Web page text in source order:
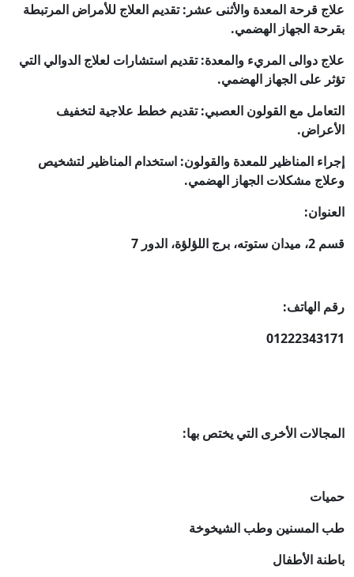
قرحة المعدة والأثنى عشر: تقديم العلاج للأمراض المرتبطة
الجهاز الهضمي.
دوالى المريء والمعدة: تقديم استشارات لعلاج الدوالي التي
على الجهاز الهضمي.
مع القولون العصبي: تقديم خطط علاجية لتخفيف
المناظير للمعدة والقولون: استخدام المناظير لتشخيص
مشكلات الجهاز الهضمي.
اللؤلؤة، الدور 7
الهاتف:
الأخرى التي يختص بها:
المسنين وطب الشيخوخة
الأطفال